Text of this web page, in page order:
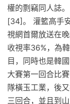
權的剽竊同人誌
[34]。 灌籃高手
視網首爾放送在
收視率36%，為
目，同時也是韓
大賽第一回合比
隊橫玉工業，後
三回合，並且到